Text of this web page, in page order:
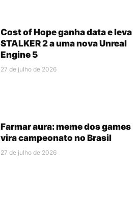
Cost of Hope ganha data e leva
STALKER 2 a uma nova Unreal
Engine 5
27 de julho de 2026
Farmar aura: meme dos games
vira campeonato no Brasil
27 de julho de 2026